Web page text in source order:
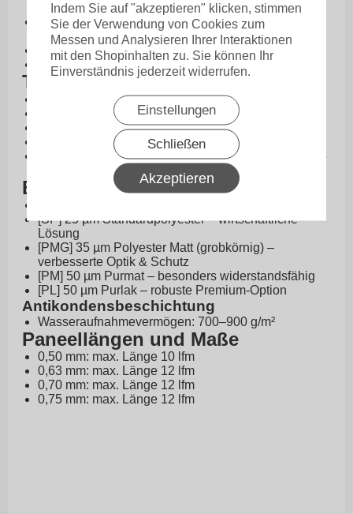
Indem Sie auf "akzeptieren" klicken, stimmen
Sie der Verwendung von Cookies zum
Messen und Analysieren Ihrer Interaktionen
mit den Shopinhalten zu. Sie können Ihr
Einverständnis jederzeit widerrufen.
Einstellungen
Schließen
Akzeptieren
0,75 mm)
Hochwertige Beschichtungen von Standard bis
Premium
Vielseitig einsetzbar für Dach und Wand
10 Jahre Herstellergarantie
Technische Daten
Profilhöhe: 60 mm
Gesamtbreite: 1058 mm
Deckbreite: 1000 mm
Kern: Stahl, S280GD + Z275 gem. EN 10169
Materialstärken: 0,50 mm | 0,63 mm | 0,70 mm | 0,75
Beschichtungen und Schutz
[SP] 25 µm Standardpolyester – wirtschaftliche
Lösung
[PMG] 35 µm Polyester Matt (grobkörnig) –
verbesserte Optik & Schutz
[PM] 50 µm Purmat – besonders widerstandsfähig
[PL] 50 µm Purlak – robuste Premium-Option
Antikondensbeschichtung
Wasseraufnahmevermögen: 700–900 g/m²
Paneellängen und Maße
0,50 mm: max. Länge 10 lfm
0,63 mm: max. Länge 12 lfm
0,70 mm: max. Länge 12 lfm
0,75 mm: max. Länge 12 lfm